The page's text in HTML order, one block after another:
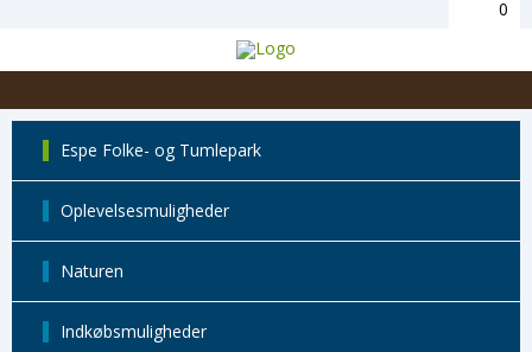
0
Espe Folke- og Tumlepark
Oplevelsesmuligheder
Naturen
Indkøbsmuligheder